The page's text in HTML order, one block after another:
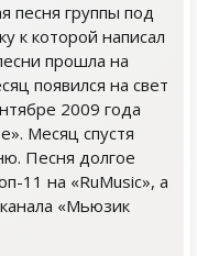
песня группы под
к которой написал
прошла на
появился на свет
2009 года
Месяц спустя
Песня долгое
11 на «RuMusic», а
«Мьюзик